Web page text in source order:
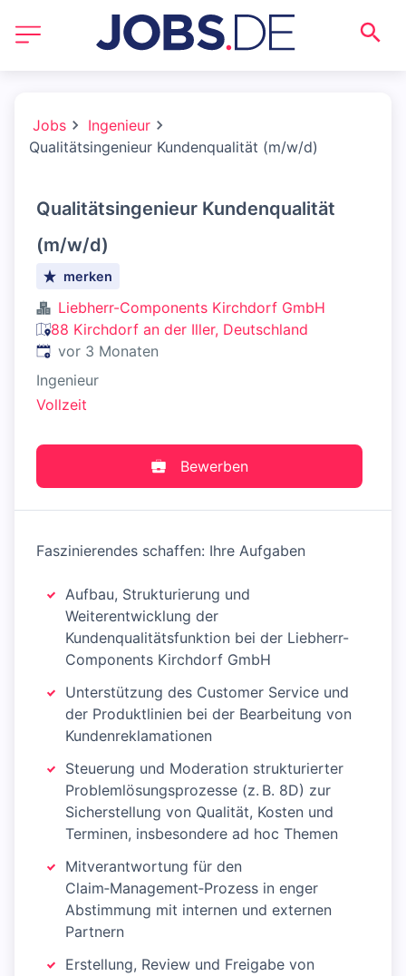
Jobs
Ingenieur
Qualitätsingenieur Kundenqualität (m/w/d)
Qualitätsingenieur Kundenqualität
(m/w/d)
merken
Liebherr-Components Kirchdorf GmbH
88 Kirchdorf an der Iller, Deutschland
Veröffentlicht:
vor 3 Monaten
Ingenieur
Vollzeit
Bewerben
Faszinierendes schaffen: Ihre Aufgaben
Aufbau, Strukturierung und
Weiterentwicklung der
Kundenqualitätsfunktion bei der Liebherr-
Components Kirchdorf GmbH
Unterstützung des Customer Service und
der Produktlinien bei der Bearbeitung von
Kundenreklamationen
Steuerung und Moderation strukturierter
Problemlösungsprozesse (z. B. 8D) zur
Sicherstellung von Qualität, Kosten und
Terminen, insbesondere ad hoc Themen
Mitverantwortung für den
Claim‑Management‑Prozess in enger
Abstimmung mit internen und externen
Partnern
Erstellung, Review und Freigabe von